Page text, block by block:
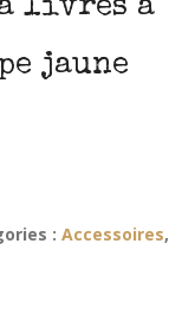
livres à
jaune
:Accessoires,